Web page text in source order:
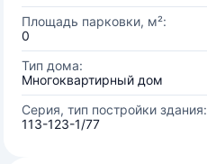
Площадь парковки, м²:
0
Тип дома:
Многоквартирный дом
Серия, тип постройки здания:
113-123-1/77